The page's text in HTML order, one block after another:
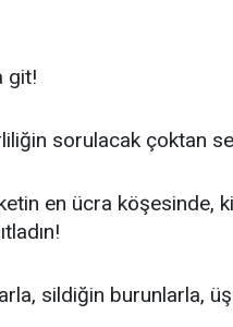
git!
sorulacak çoktan
en ücra köşesinde,
sildiğin burunlarla,